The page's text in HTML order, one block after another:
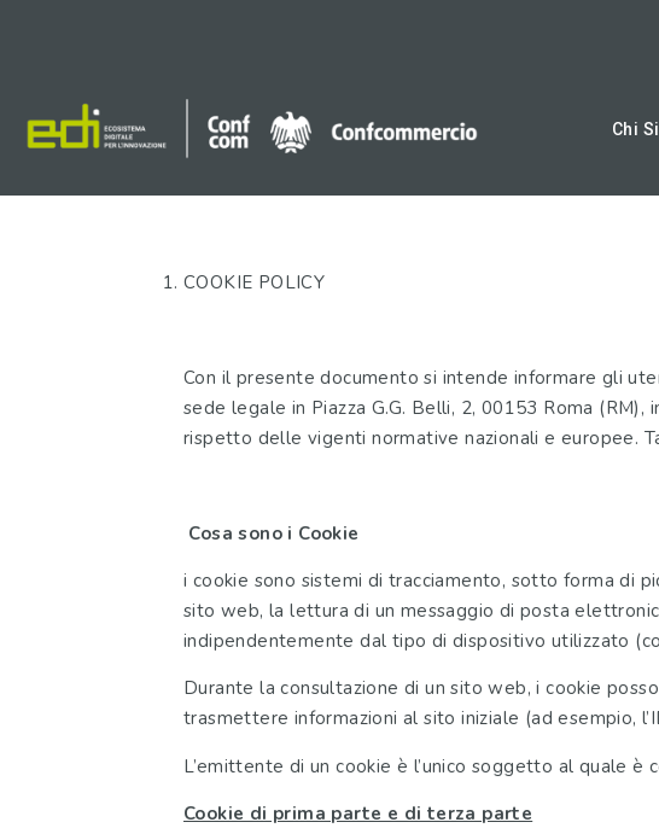
Chi
COOKIE POLICY
Con il presente documento si intende informare gli
sede legale in Piazza G.G. Belli, 2, 00153 Roma (RM),
rispetto delle vigenti normative nazionali e europee.
Cosa sono i Cookie
i cookie sono sistemi di tracciamento, sotto forma di
sito web, la lettura di un messaggio di posta
indipendentemente dal tipo di dispositivo utilizzato
Durante la consultazione di un sito web, i cookie
trasmettere informazioni al sito iniziale (ad esempio,
L’emittente di un cookie è l’unico soggetto al quale
Cookie di prima parte e di terza parte